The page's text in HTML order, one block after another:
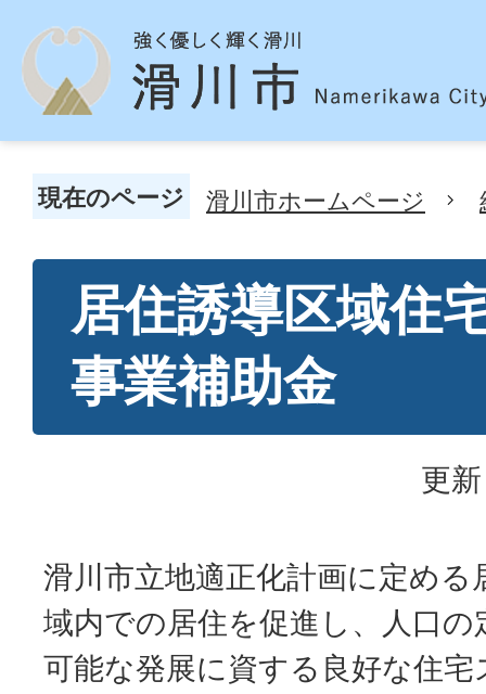
現在のページ 滑川市ホームページ
居住誘導区域住
事業補助金
更
滑川市立地適正化計画に定め
域内での居住を促進し、人口
可能な発展に資する良好な住